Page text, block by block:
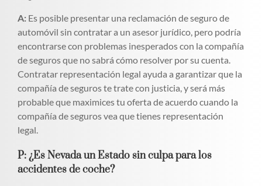
A: Es posible presentar una reclamación de seguro de
automóvil sin contratar a un asesor jurídico, pero podría
encontrarse con problemas inesperados con la compañía
de seguros que no sabrá cómo resolver por su cuenta.
Contratar representación legal ayuda a garantizar que la
compañía de seguros te trate con justicia, y será más
probable que maximices tu oferta de acuerdo cuando la
compañía de seguros vea que tienes representación
legal.
P: ¿Es Nevada un Estado sin culpa para los
accidentes de coche?